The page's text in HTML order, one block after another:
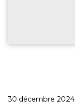
Publié
30 décembre 2024